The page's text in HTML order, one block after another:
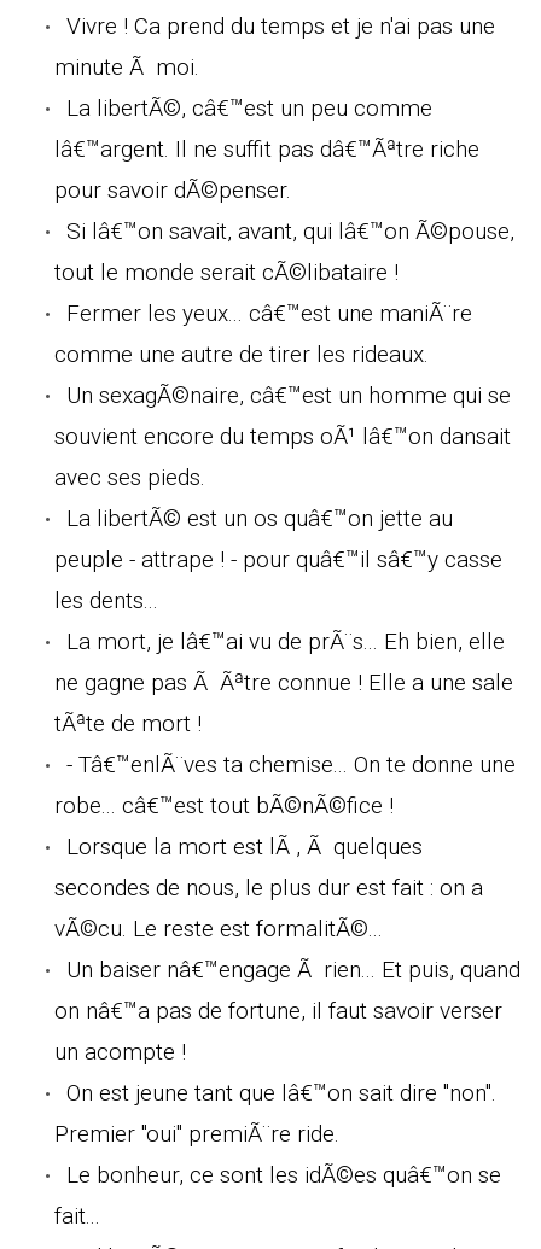
Vivre ! Ca prend du temps et je n'ai pas une
minute Ã moi.
La libertÃ©, câ€™est un peu comme
lâ€™argent. Il ne suffit pas dâ€™Ãªtre riche
pour savoir dÃ©penser.
Si lâ€™on savait, avant, qui lâ€™on Ã©pouse,
tout le monde serait cÃ©libataire !
Fermer les yeux... câ€™est une maniÃ¨re
comme une autre de tirer les rideaux.
Un sexagÃ©naire, câ€™est un homme qui se
souvient encore du temps oÃ¹ lâ€™on dansait
avec ses pieds.
La libertÃ© est un os quâ€™on jette au
peuple - attrape ! - pour quâ€™il sâ€™y casse
les dents...
La mort, je lâ€™ai vu de prÃ¨s... Eh bien, elle
ne gagne pas Ã Ãªtre connue ! Elle a une sale
tÃªte de mort !
- Tâ€™enlÃ¨ves ta chemise... On te donne une
robe... câ€™est tout bÃ©nÃ©fice !
Lorsque la mort est lÃ , Ã quelques
secondes de nous, le plus dur est fait : on a
vÃ©cu. Le reste est formalitÃ©...
Un baiser nâ€™engage Ã rien... Et puis, quand
on nâ€™a pas de fortune, il faut savoir verser
un acompte !
On est jeune tant que lâ€™on sait dire "non".
Premier "oui" premiÃ¨re ride.
Le bonheur, ce sont les idÃ©es quâ€™on se
fait...